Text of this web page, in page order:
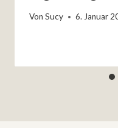
Von Sucy 6. Januar